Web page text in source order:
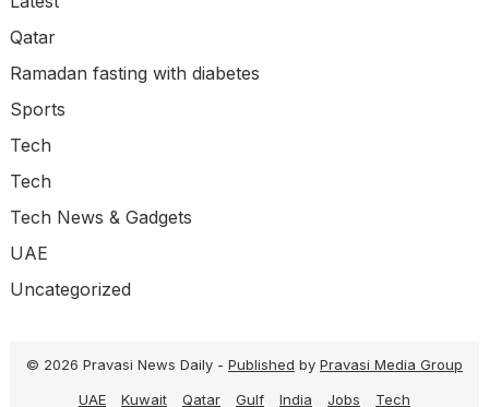
Qatar
Ramadan fasting with diabetes
Sports
Tech
Tech
Tech News & Gadgets
UAE
Uncategorized
© 2026 Pravasi News Daily - Published by Pravasi Media Group
UAE
Kuwait Qatar Gulf India Jobs Tech